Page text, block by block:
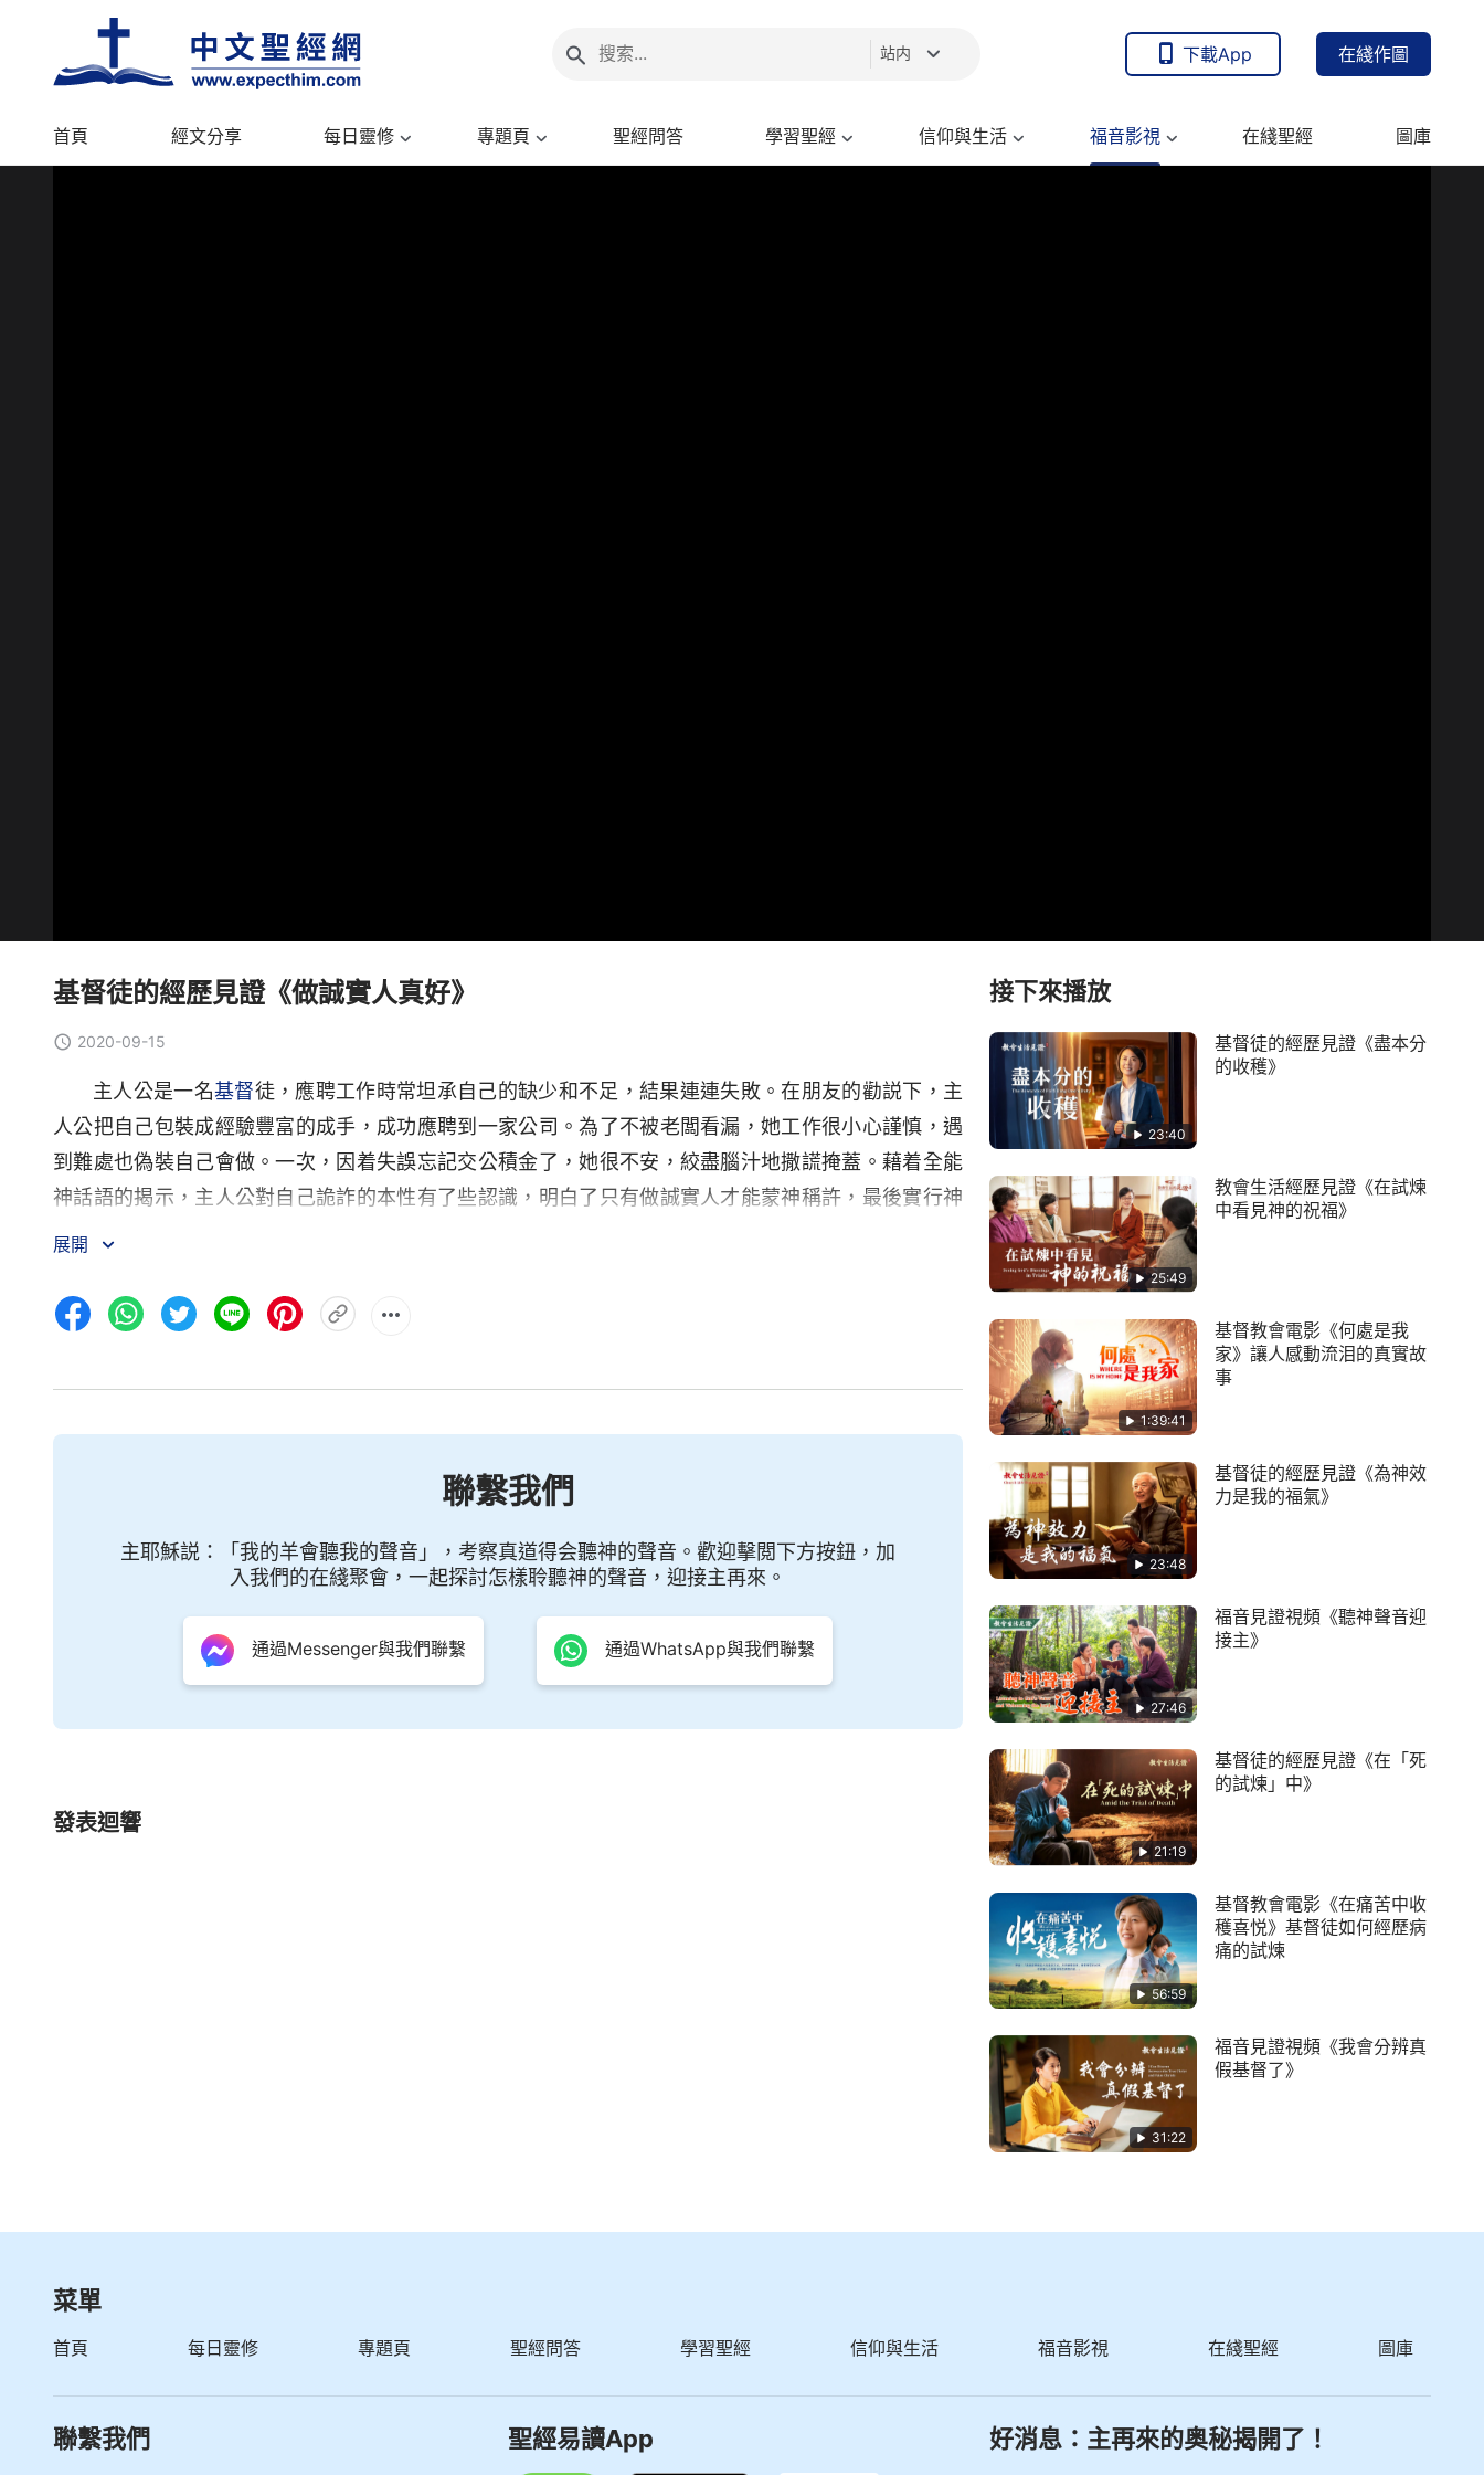
站内 下載App 在綫作圖
首頁 經文分享 每日靈修 專題頁 聖經問答 學習聖經 信仰與生活 福音影視 在綫聖經 圖庫
基督徒的經歷見證《做誠實人真好》
2020-09-15
主人公是一名基督徒，應聘工作時常坦承自己的缺少和不足，結果連連失敗。在朋友的勸説下，主
人公把自己包裝成經驗豐富的成手，成功應聘到一家公司。為了不被老闆看漏，她工作很小心謹慎，遇
到難處也偽裝自己會做。一次，因着失誤忘記交公積金了，她很不安，絞盡腦汁地撒謊掩蓋。藉着全能
神話語的揭示，主人公對自己詭詐的本性有了些認識，明白了只有做誠實人才能蒙神稱許，最後實行神
話做誠實人向老闆坦承自己的失誤，也敞開了之前説的慌，不但没有受到任何處罰，還贏得了老闆的信
展開
聯繫我們
主耶穌説：「我的羊會聽我的聲音」，考察真道得会聽神的聲音。歡迎擊閲下方按鈕，加
入我們的在綫聚會，一起探討怎樣聆聽神的聲音，迎接主再來。
通過Messenger與我們聯繫 通過WhatsApp與我們聯繫
發表迴響
接下來播放
23:40
基督徒的經歷見證《盡本分
的收穫》
25:49
教會生活經歷見證《在試煉
中看見神的祝福》
1:39:41
基督教會電影《何處是我
家》讓人感動流泪的真實故
事
23:48
基督徒的經歷見證《為神效
力是我的福氣》
27:46
福音見證視頻《聽神聲音迎
接主》
21:19
基督徒的經歷見證《在「死
的試煉」中》
56:59
基督教會電影《在痛苦中收
穫喜悦》基督徒如何經歷病
痛的試煉
31:22
福音見證視頻《我會分辨真
假基督了》
菜單
首頁 每日靈修 專題頁 聖經問答 學習聖經 信仰與生活 福音影視 在綫聖經 圖庫
聯繫我們 聖經易讀App 好消息：主再來的奥秘揭開了！